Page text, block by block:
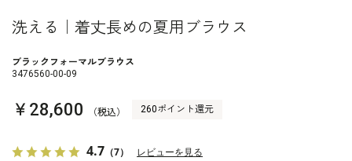
洗える｜着丈長めの夏用ブラウス
ブラックフォーマルブラウス
3476560-00-09
￥28,600 （税込） 260ポイント還元
4.7 （7） レビューを見る